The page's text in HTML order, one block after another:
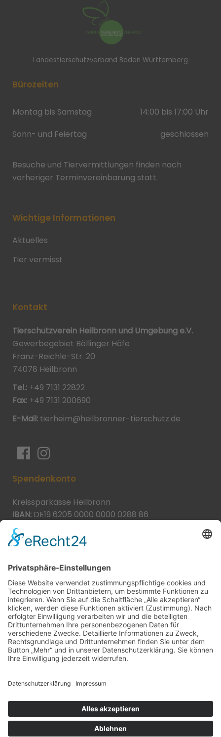
Landestierschutzverband Baden Württemberg
Bürozeiten
Montag bis Samstag
14:00 bis 17:00 Uhr
Sonn- und Feiertag
geschlossen
Besuche und Tiervermittlungen finden nach
vorheriger Terminvereinbarung statt.
Wichtige Informationen
Aktuelles
Tier vermisst
Kontakt
Tierschutzverein Heilbronn und Umgebung e.V.
Gewerbegebiet Böllinger Höfe
Franz-Reichle-Str. 20
74078 Heilbronn
Tel.: +49 7131 22822
Fax: +49 7131 200690
E-Mail: tierheim@heilbronner-tierschutz.de
Spendenkonto
Kreissparkasse Heilbronn
IBAN: DE19 6205 0000 0000 0288 86
BIC:
Spende direkt via PayPal
JETZT SPENDEN
paypal@heilbronner-tierschutz.de
© 2021Systemhaus JOAM